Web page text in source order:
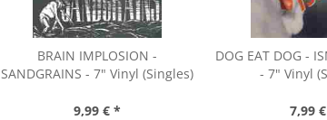
BRAIN IMPLOSION -
SANDGRAINS - 7" Vinyl (Singles)
9,99 € *
DOG EAT DOG -
- 7" Vinyl
7,99